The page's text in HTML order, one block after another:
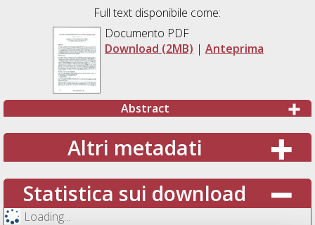
Full text disponibile come:
Documento PDF
Download (2MB) | Anteprima
Abstract
Altri metadati
Statistica sui download
Loading...